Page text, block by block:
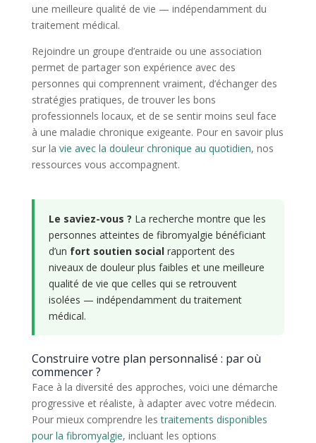
une meilleure qualité de vie — indépendamment du
traitement médical.
Rejoindre un groupe d’entraide ou une association
permet de partager son expérience avec des
personnes qui comprennent vraiment, d’échanger des
stratégies pratiques, de trouver les bons
professionnels locaux, et de se sentir moins seul face
à une maladie chronique exigeante. Pour en savoir plus
sur la vie avec la douleur chronique au quotidien, nos
ressources vous accompagnent.
Le saviez-vous ? La recherche montre que les
personnes atteintes de fibromyalgie bénéficiant
d’un fort soutien socialrapportent des
niveaux de douleur plus faibles et une meilleure
qualité de vie que celles qui se retrouvent
isolées — indépendamment du traitement
médical.
Construire votre plan personnalisé : par où
commencer ?
Face à la diversité des approches, voici une démarche
progressive et réaliste, à adapter avec votre médecin.
Pour mieux comprendre lestraitements disponibles
pour la fibromyalgie, incluant les options